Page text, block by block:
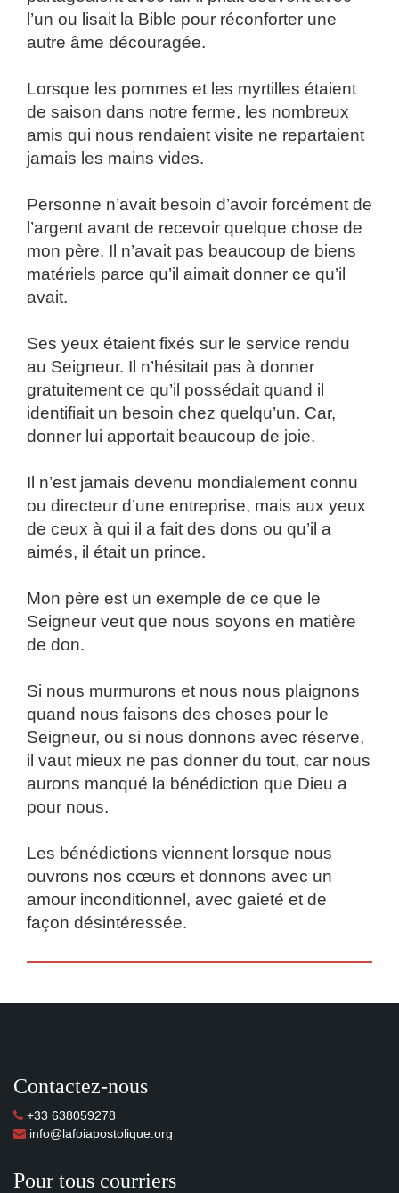
l’un ou lisait la Bible pour réconforter une
autre âme découragée.
Lorsque les pommes et les myrtilles étaient
de saison dans notre ferme, les nombreux
amis qui nous rendaient visite ne repartaient
jamais les mains vides.
Personne n’avait besoin d’avoir forcément de
l’argent avant de recevoir quelque chose de
mon père. Il n’avait pas beaucoup de biens
matériels parce qu’il aimait donner ce qu’il
avait.
Ses yeux étaient fixés sur le service rendu
au Seigneur. Il n’hésitait pas à donner
gratuitement ce qu’il possédait quand il
identifiait un besoin chez quelqu’un. Car,
donner lui apportait beaucoup de joie.
Il n’est jamais devenu mondialement connu
ou directeur d’une entreprise, mais aux yeux
de ceux à qui il a fait des dons ou qu’il a
aimés, il était un prince.
Mon père est un exemple de ce que le
Seigneur veut que nous soyons en matière
de don.
Si nous murmurons et nous nous plaignons
quand nous faisons des choses pour le
Seigneur, ou si nous donnons avec réserve,
il vaut mieux ne pas donner du tout, car nous
aurons manqué la bénédiction que Dieu a
pour nous.
Les bénédictions viennent lorsque nous
ouvrons nos cœurs et donnons avec un
amour inconditionnel, avec gaieté et de
façon désintéressée.
Contactez-nous
+33 638059278
info@lafoiapostolique.org
Pour tous courriers